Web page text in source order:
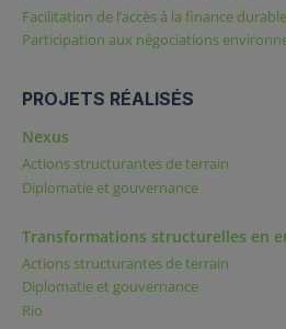
Facilitation de l’accès à la finance durable
Participation aux négociations
PROJETS RÉALISÉS
Nexus
Actions structurantes de terrain
Diplomatie et gouvernance
Transformations structurelles en
Actions structurantes de terrain
Diplomatie et gouvernance
Rio